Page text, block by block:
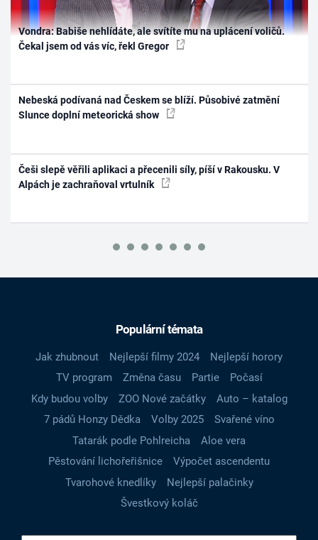
Vondra: Babiše nehlídáte, ale svítíte mu na uplácení voličů.
Čekal jsem od vás víc, řekl Gregor
Nebeská podívaná nad Českem se blíží. Působivé zatmění
Slunce doplní meteorická show
Češi slepě věřili aplikaci a přecenili síly, píší v Rakousku. V
Alpách je zachraňoval vrtulník
Populární témata
Jak zhubnout Nejlepší filmy 2024
Nejlepší horory
TV program
Změna času Partie
Počasí
Kdy budou volby
ZOO Nové začátky
Auto – katalog
7 pádů Honzy Dědka
Volby 2025
Svařené víno
Tatarák podle Pohlreicha
Aloe vera
Pěstování lichořeřišnice
Výpočet ascendentu
Tvarohové knedlíky
Nejlepší palačinky
Švestkový koláč